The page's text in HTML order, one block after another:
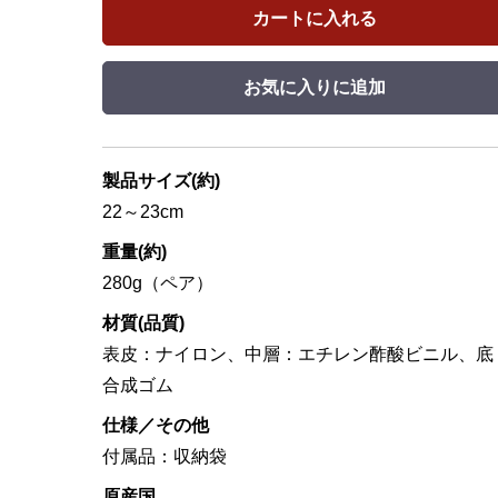
カートに入れる
お気に入りに追加
製品サイズ(約)
22～23cm
重量(約)
280g（ペア）
材質(品質)
表皮：ナイロン、中層：エチレン酢酸ビニル、底
合成ゴム
仕様／その他
付属品：収納袋